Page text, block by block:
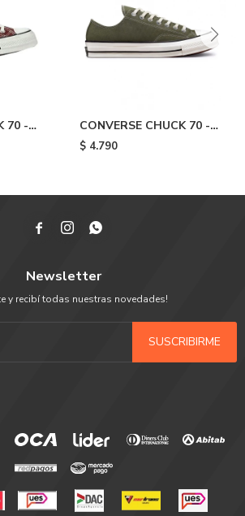
70 -
CONVERSE CHUCK 70 -
Green
$ 4.790
  
Newsletter
y recibí todas nuestras novedades!
SUSCRIBIRME